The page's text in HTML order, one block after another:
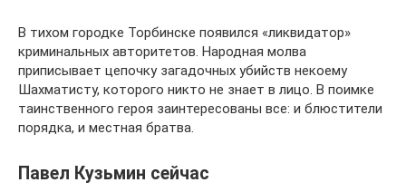
В тихом городке Торбинске появился «ликвидатор»
криминальных авторитетов. Народная молва
приписывает цепочку загадочных убийств некоему
Шахматисту, которого никто не знает в лицо. В поимке
таинственного героя заинтересованы все: и блюстители
порядка, и местная братва.
Павел Кузьмин сейчас